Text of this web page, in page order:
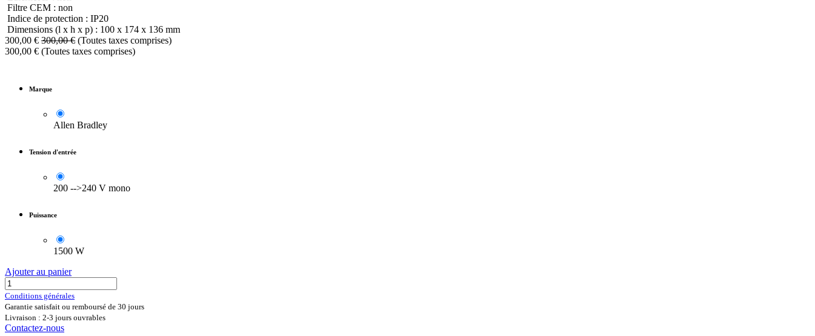
Filtre CEM : non
Indice de protection : IP20
Dimensions (l x h x p) : 100 x 174 x 136 mm
300,00 € 300,00€ (Toutes taxes comprises)
300,00 € (Toutes taxes comprises)
Marque
Allen Bradley
Tension d'entrée
200 -->240 V mono
Puissance
1500 W
Ajouter au panier
Conditions générales
Garantie satisfait ou remboursé de 30 jours
Livraison : 2-3 jours ouvrables
Contactez-nous